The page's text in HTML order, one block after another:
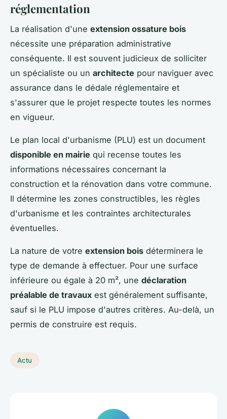
réglementation
La réalisation d'une extension ossature bois
nécessite une préparation administrative
conséquente. Il est souvent judicieux de solliciter
un spécialiste ou un architecte pour naviguer avec
assurance dans le dédale réglementaire et
s'assurer que le projet respecte toutes les normes
en vigueur.
Le plan local d'urbanisme (PLU) est un document
disponible en mairie qui recense toutes les
informations nécessaires concernant la
construction et la rénovation dans votre commune.
Il détermine les zones constructibles, les règles
d'urbanisme et les contraintes architecturales
éventuelles.
La nature de votre extension bois déterminera le
type de demande à effectuer. Pour une surface
inférieure ou égale à 20 m², une déclaration
préalable de travaux est généralement suffisante,
sauf si le PLU impose d'autres critères. Au-delà, un
permis de construire est requis.
Actu